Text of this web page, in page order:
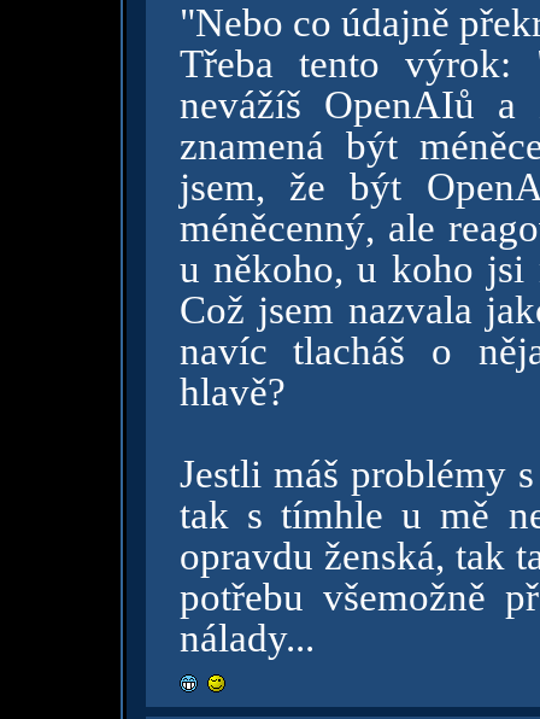
"Nebo co údajně
Třeba tento
nevážíš OpenAIů
znamená být
jsem, že být
méněcenný, ale
u někoho, u koho jsi
Což jsem nazvala
navíc tlacháš o
hlavě?
Jestli máš problémy
tak s tímhle u mě
opravdu ženská, tak
potřebu všemožně
nálady...